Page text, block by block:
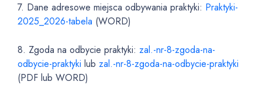
7. Dane adresowe miejsca odbywania praktyki: Praktyki-
2025_2026-tabela (WORD)
8. Zgoda na odbycie praktyki: zal.-nr-8-zgoda-na-
odbycie-praktyki lub zal.-nr-8-zgoda-na-odbycie-praktyki
(PDF lub WORD)